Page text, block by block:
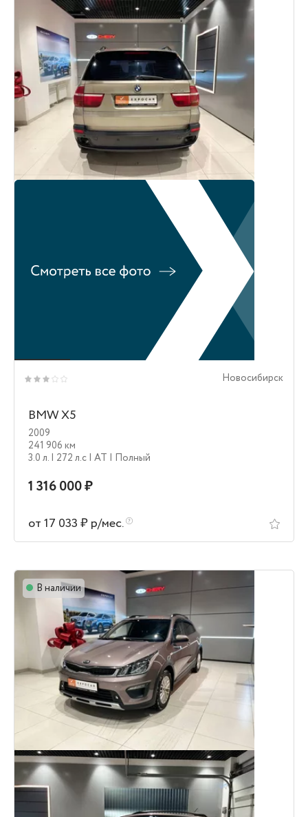
Новосибирск
BMW X5
2009
241 906 км
3.0 л. | 272 л.c | AT | Полный
1 316 000 ₽
от 17 033 ₽ р/мес.
В наличии